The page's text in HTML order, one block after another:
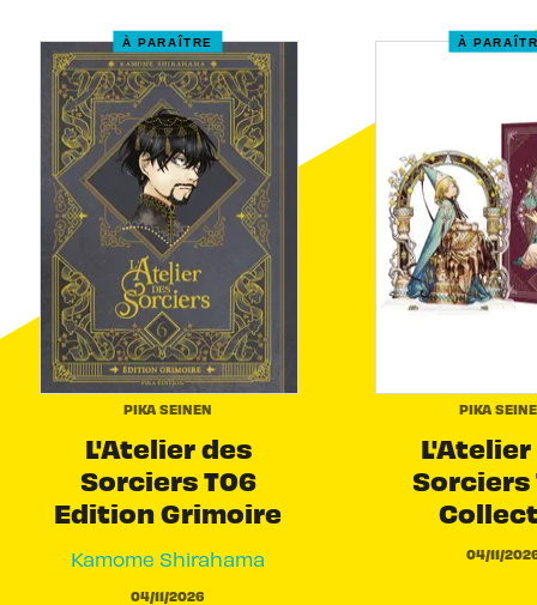
À PARAÎTRE
PIKA SEINEN
L'Atelier des
Sorciers T06
Edition Grimoire
Kamome Shirahama
04/11/2026
À
PIKA
L'Atelier
Sorciers
04/11/